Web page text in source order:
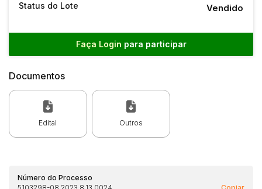
Status do Lote Vendido
Faça Login para participar
Documentos
Edital Outros
Número do Processo